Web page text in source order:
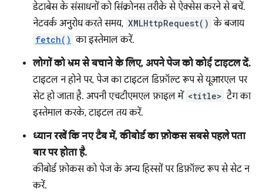
डेटाबेस के संसाधनों को सिंक्रोनस तरीके से ऐक्सेस करने से बचें.
नेटवर्क अनुरोध करते समय, XMLHttpRequest() के बजाय
fetch() का इस्तेमाल करें.
लोगों को भ्रम से बचाने के लिए, अपने पेज को कोई टाइटल दें.
टाइटल न होने पर, पेज का टाइटल डिफ़ॉल्ट रूप से यूआरएल पर
सेट हो जाता है. अपनी एचटीएमएल फ़ाइल में <title> टैग का
इस्तेमाल करके, टाइटल तय करें.
ध्यान रखें कि नए टैब में, कीबोर्ड का फ़ोकस सबसे पहले पता
बार पर होता है.
कीबोर्ड फ़ोकस को पेज के अन्य हिस्सों पर डिफ़ॉल्ट रूप से सेट न
करें.